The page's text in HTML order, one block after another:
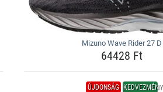
Mizuno Wave Rider 27 D
64428 Ft
ÚJDONSÁG KEDVEZMÉNY